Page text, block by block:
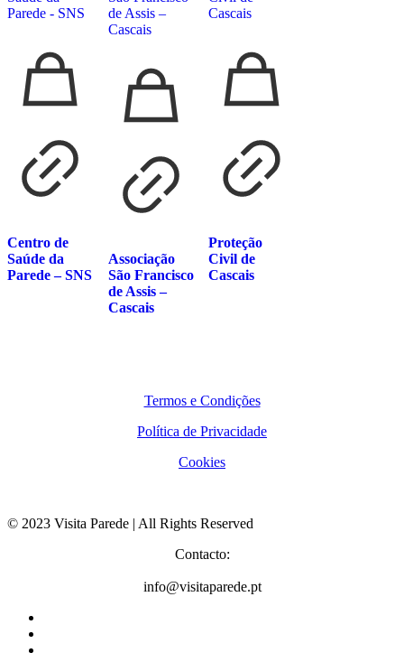
Centro de
Saúde da
Parede – SNS
Associação
São Francisco
de Assis –
Cascais
Proteção
Civil de
Cascais
Termos e Condições
Política de Privacidade
Cookies
© 2023 Visita Parede | All Rights Reserved
Contacto:
info@visitaparede.pt